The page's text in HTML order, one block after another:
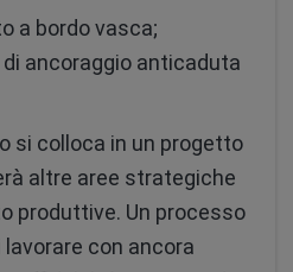
a bordo vasca;
ancoraggio anticaduta
si colloca in un progetto
altre aree strategiche
produttive. Un processo
con ancora